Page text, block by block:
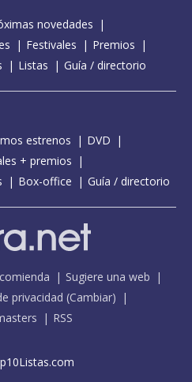
novedades
Festivales
Premios
Listas Guía / directorio
estrenos
DVD
+ premios
Box-office Guía / directorio
Sugiere una web
privacidad (Cambiar)
RSS